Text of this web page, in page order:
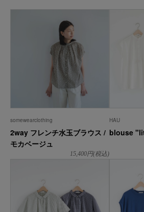
somewearclothing
2way フレンチ水玉ブラウス /
モカベージュ
15,400円(税込)
HAU
blouse